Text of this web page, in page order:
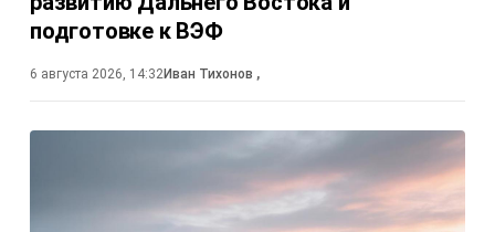
подготовке к ВЭФ
6 августа 2026, 14:32Иван Тихонов ,